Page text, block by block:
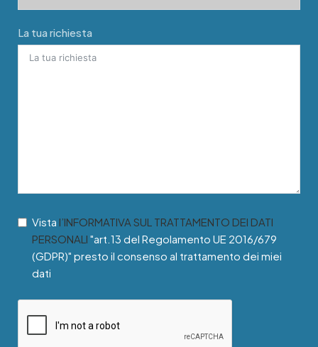
La tua richiesta
Vista l’INFORMATIVA SUL TRATTAMENTO DEI DATI
PERSONALI "art.13 del Regolamento UE 2016/679
(GDPR)" presto il consenso al trattamento dei miei
dati